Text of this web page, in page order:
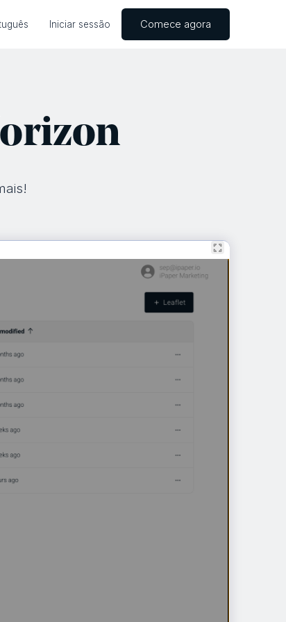
Iniciar sessão Comece agora